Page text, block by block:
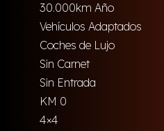
30.000km Año
Vehículos Adaptados
Coches de Lujo
Sin Carnet
Sin Entrada
KM 0
4×4